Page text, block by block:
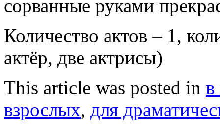
сорванные руками
Количество актов – 1,
актёр, две актрисы)
This article was posted in в
взрослых, для